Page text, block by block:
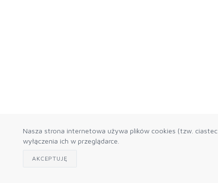
Nasza strona internetowa używa plików cookies (tzw.
wyłączenia ich w przeglądarce.
AKCEPTUJĘ